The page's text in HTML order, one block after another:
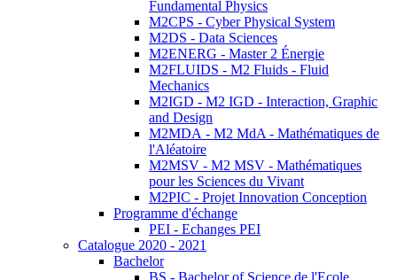
Fundamental Physics
M2CPS - Cyber Physical System
M2DS - Data Sciences
M2ENERG - Master 2 Énergie
M2FLUIDS - M2 Fluids - Fluid
Mechanics
M2IGD - M2 IGD - Interaction, Graphic
and Design
M2MDA - M2 MdA - Mathématiques de
l'Aléatoire
M2MSV - M2 MSV - Mathématiques
pour les Sciences du Vivant
M2PIC - Projet Innovation Conception
Programme d'échange
PEI - Echanges PEI
Catalogue 2020 - 2021
Bachelor
BS - Bachelor of Science de l'Ecole